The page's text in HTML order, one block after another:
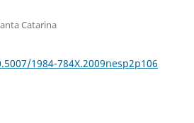
Catarina
1984-784X.2009nesp2p106